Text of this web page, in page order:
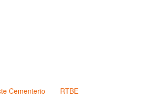
Cementerio RTBE